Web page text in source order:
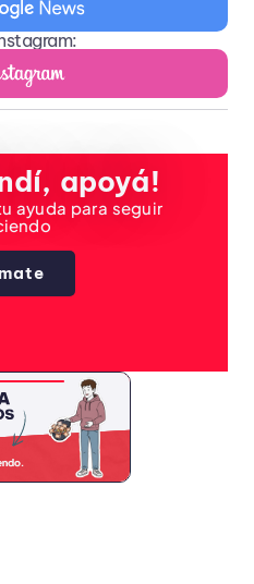
apoyá!
ayuda para seguir